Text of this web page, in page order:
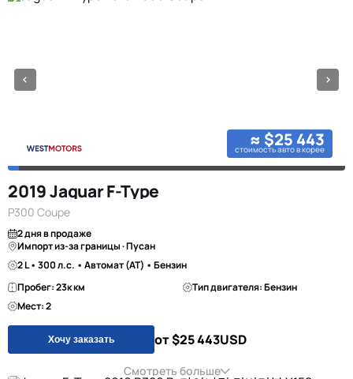
≈ $25 443
стоимость авто в корее
2019 Jaguar F-Type
P300 Coupe
2 дня в продаже
Импорт из-за границы · Пусан
2 L • 300 л.с. • Автомат (AT) • Бензин
Пробег: 23к км
Тип двигателя: Бензин
Мест: 2
Хочу заказать от $25 443USD
Смотреть больше